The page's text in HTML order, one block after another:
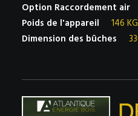
Option Raccordement air
Poids de l'appareil
146 KG
Dimension des bûches